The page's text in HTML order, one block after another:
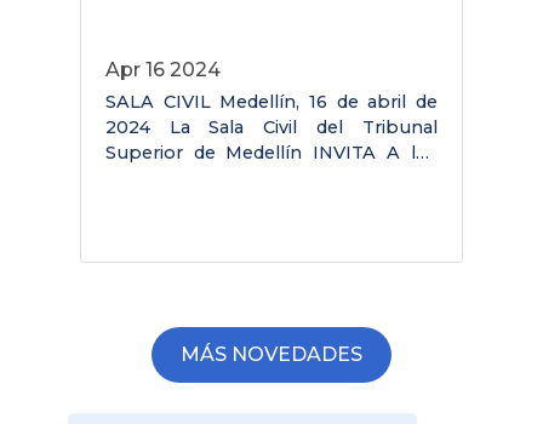
Apr 16 2024
SALA CIVIL Medellín, 16 de abril de
2024 La Sala Civil del Tribunal
Superior de Medellín INVITA A los
MÁS NOVEDADES